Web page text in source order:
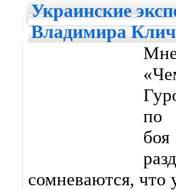
Украинские
Владимира
по
сомневаются, что